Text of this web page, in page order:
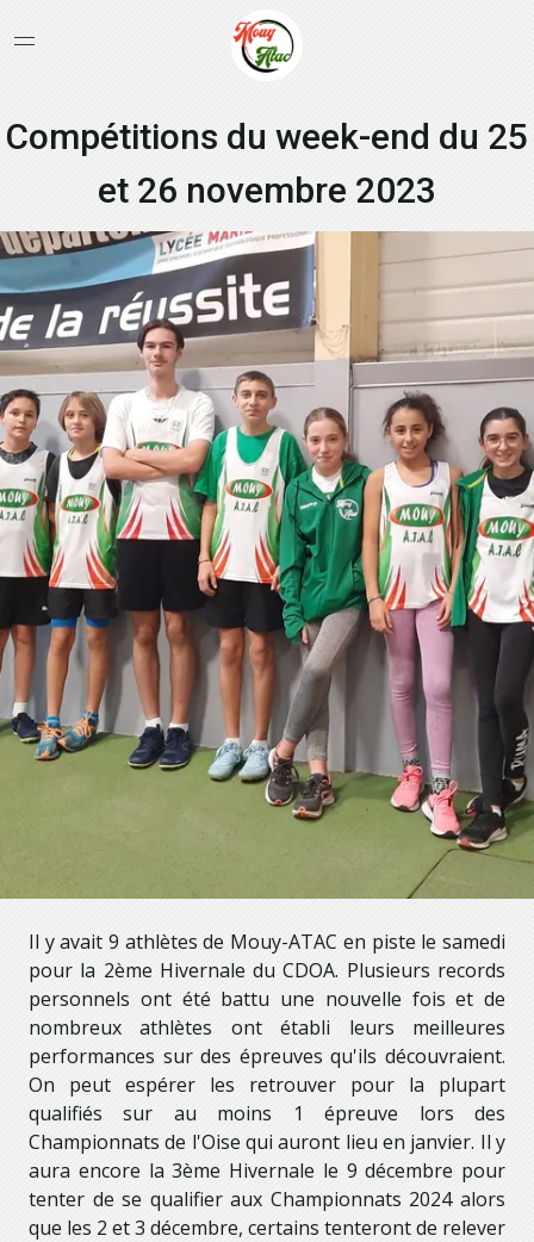
Compétitions du week-end du 25
et 26 novembre 2023
Il y avait 9 athlètes de Mouy-ATAC en piste le samedi
pour la 2ème Hivernale du CDOA. Plusieurs records
personnels ont été battu une nouvelle fois et de
nombreux athlètes ont établi leurs meilleures
performances sur des épreuves qu'ils découvraient.
On peut espérer les retrouver pour la plupart
qualifiés sur au moins 1 épreuve lors des
Championnats de l'Oise qui auront lieu en janvier. Il y
aura encore la 3ème Hivernale le 9 décembre pour
tenter de se qualifier aux Championnats 2024 alors
que les 2 et 3 décembre, certains tenteront de relever